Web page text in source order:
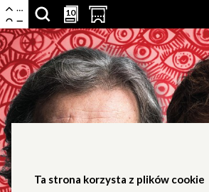
Nawigacja
SZUKAJ
ARTYKUŁÓW,
PODSTRON,
WYDARZEŃ,
LUDZI,
PRZESCROLLUJ
DO
SEKCJI
KALENDARZA
WYDARZEŃ
10 OTWÓRZ
STRONĘ
Z
KUPNEM
BILETÓW
NOWEJ
10
Centrum
Kultury
Zamek
Ta strona korzysta z plików cookie